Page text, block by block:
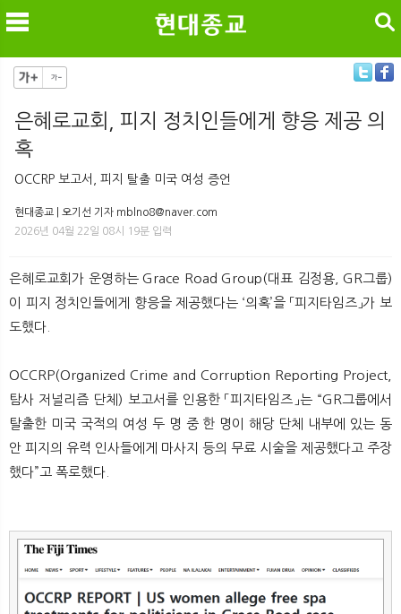
메
뉴 색
검색
은혜로교회, 피지 정치인들에게 향응 제공 의
혹
OCCRP 보고서, 피지 탈출 미국 여성 증언
현대종교 | 오기선 기자 mblno8@naver.com
2026년 04월 22일 08시 19분 입력
은혜로교회가 운영하는 Grace Road Group(대표 김정용, GR그룹)
이 피지 정치인들에게 향응을 제공했다는 ‘의혹’을 「피지타임즈」가 보
도했다.
OCCRP(Organized Crime and Corruption Reporting Project,
탐사 저널리즘 단체) 보고서를 인용한 「피지타임즈」는 “GR그룹에서
탈출한 미국 국적의 여성 두 명 중 한 명이 해당 단체 내부에 있는 동
안 피지의 유력 인사들에게 마사지 등의 무료 시술을 제공했다고 주장
했다”고 폭로했다.